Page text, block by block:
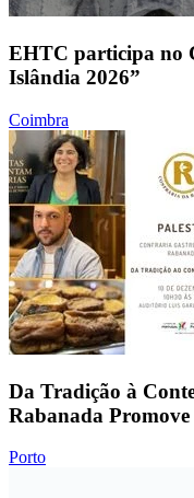
EHTC participa no
Islândia 2026”
Coimbra
Da Tradição à
Rabanada
Porto